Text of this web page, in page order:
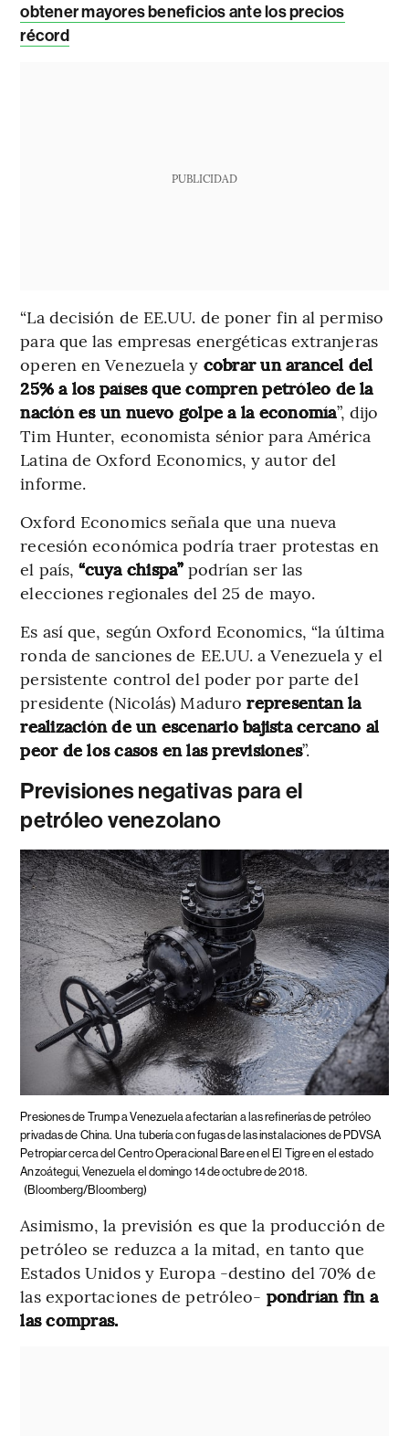
obtener mayores beneficios ante los precios
récord
PUBLICIDAD
“La decisión de EE.UU. de poner fin al permiso
para que las empresas energéticas extranjeras
operen en Venezuela y cobrar un arancel del
25% a los países que compren petróleo de la
nación es un nuevo golpe a la economía”, dijo
Tim Hunter, economista sénior para América
Latina de Oxford Economics, y autor del
informe.
Oxford Economics señala que una nueva
recesión económica podría traer protestas en
el país, “cuya chispa”podrían ser las
elecciones regionales del 25 de mayo.
Es así que, según Oxford Economics, “la última
ronda de sanciones de EE.UU. a Venezuela y el
persistente control del poder por parte del
presidente (Nicolás) Maduro representan la
realización de un escenario bajista cercano al
peor de los casos en las previsiones”.
Previsiones negativas para el
petróleo venezolano
Presiones de Trump a Venezuela afectarían a las refinerías de petróleo
privadas de China. Una tubería con fugas de las instalaciones de PDVSA
Petropiar cerca del Centro Operacional Bare en el El Tigre en el estado
Anzoátegui, Venezuela el domingo 14 de octubre de 2018.
(Bloomberg/Bloomberg)
Asimismo, la previsión es que la producción de
petróleo se reduzca a la mitad, en tanto que
Estados Unidos y Europa -destino del 70% de
las exportaciones de petróleo- pondrían fin a
las compras.